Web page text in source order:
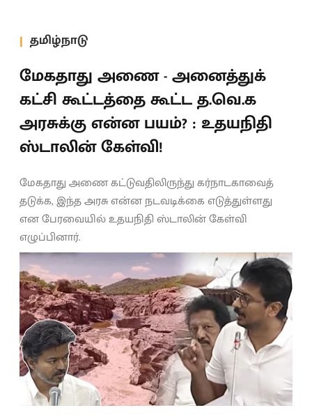
தமிழ்நாடு
மேகதாது அணை - அனைத்துக்
கட்சி கூட்டத்தை கூட்ட த.வெ.க
அரசுக்கு என்ன பயம்? : உதயநிதி
ஸ்டாலின் கேள்வி!
மேகதாது அணை கட்டுவதிலிருந்து கர்நாடகாவைத்
தடுக்க, இந்த அரசு என்ன நடவடிக்கை எடுத்துள்ளது
என பேரவையில் உதயநிதி ஸ்டாலின் கேள்வி
எழுப்பினார்.